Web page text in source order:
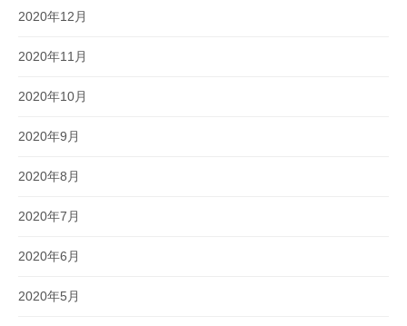
2020年12月
2020年11月
2020年10月
2020年9月
2020年8月
2020年7月
2020年6月
2020年5月